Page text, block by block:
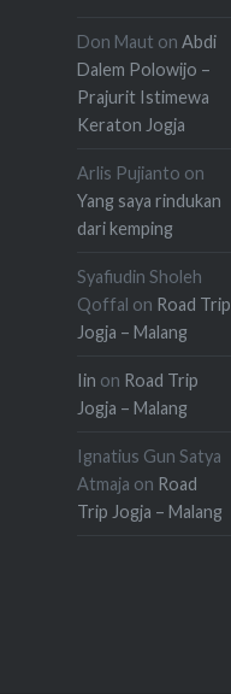
Don Maut on Abdi
Dalem Polowijo –
Prajurit Istimewa
Keraton Jogja
Arlis Pujianto on
Yang saya rindukan
dari kemping
Syafiudin Sholeh
Qoffal on Road Trip
Jogja – Malang
Iin on Road Trip
Jogja – Malang
Ignatius Gun Satya
Atmaja on Road
Trip Jogja – Malang